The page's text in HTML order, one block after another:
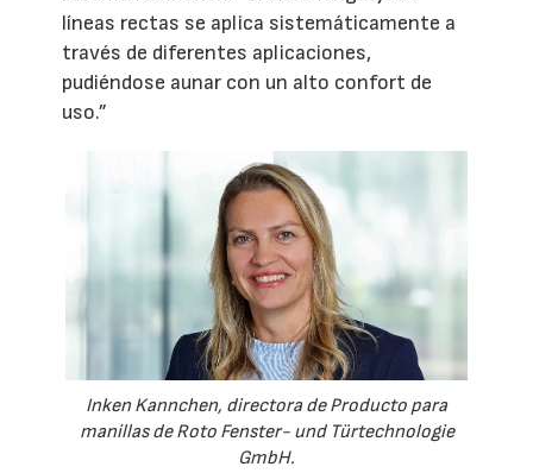
líneas rectas se aplica sistemáticamente a
través de diferentes aplicaciones,
pudiéndose aunar con un alto confort de
uso.”
Inken Kannchen, directora de Producto para
manillas de Roto Fenster- und Türtechnologie
GmbH.